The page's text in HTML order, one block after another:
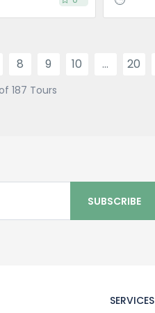
8 9 10 ... 20
187 Tours
SUBSCRIBE
SERVICES